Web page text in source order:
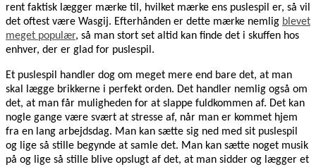
rent faktisk lægger mærke til, hvilket mærke ens puslespil er, så vil
det oftest være Wasgij. Efterhånden er dette mærke nemlig blevet
meget populær, så man stort set altid kan finde det i skuffen hos
enhver, der er glad for puslespil.
Et puslespil handler dog om meget mere end bare det, at man
skal lægge brikkerne i perfekt orden. Det handler nemlig også om
det, at man får muligheden for at slappe fuldkommen af. Det kan
nogle gange være svært at stresse af, når man er kommet hjem
fra en lang arbejdsdag. Man kan sætte sig ned med sit puslespil
og lige så stille begynde at samle det. Man kan sætte noget musik
på og lige så stille blive opslugt af det, at man sidder og lægger et